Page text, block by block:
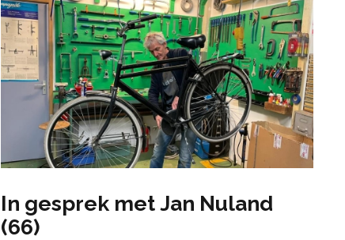
In gesprek met Jan Nuland
(66)